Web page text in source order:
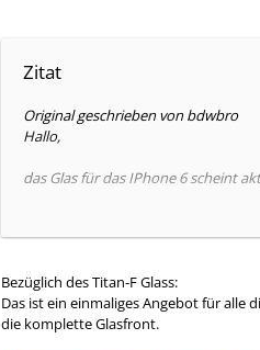
Zitat
Original geschrieben von bdwbro
Hallo,
das Glas für das IPhone 6 scheint
Wann wird es wieder erhältlich
Bezüglich des Titan-F Glass:
Das ist ein einmaliges Angebot für alle
die komplette Glasfront.